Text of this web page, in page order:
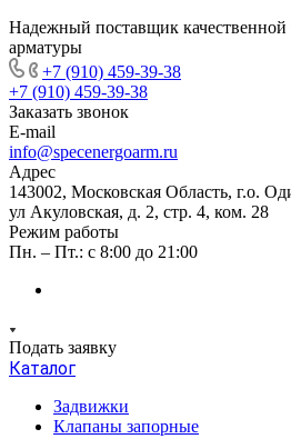
Надежный поставщик качественной
арматуры
+7 (910) 459-39-38
+7 (910) 459-39-38
Заказать звонок
E-mail
info@specenergoarm.ru
Адрес
143002, Московская Область, г.о.
ул Акуловская, д. 2, стр. 4, ком. 28
Режим работы
Пн. – Пт.: с 8:00 до 21:00
Подать заявку
Каталог
Задвижки
Клапаны запорные